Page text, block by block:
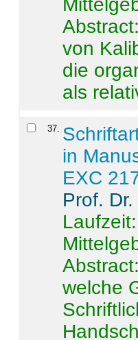
Abstract:
von
die
als
37.
in
EXC
Prof.
Abstract:
welche